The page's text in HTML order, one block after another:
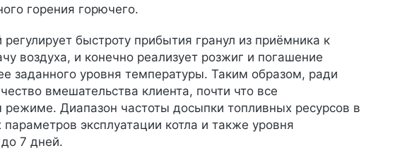
горения горючего.
быстроту прибытия гранул из приёмника к
воздуха, и конечно реализует розжиг и погашение
заданного уровня температуры. Таким образом, ради
вмешательства клиента, почти что все
Диапазон частоты досыпки топливных ресурсов в
эксплуатации котла и также уровня
7 дней.